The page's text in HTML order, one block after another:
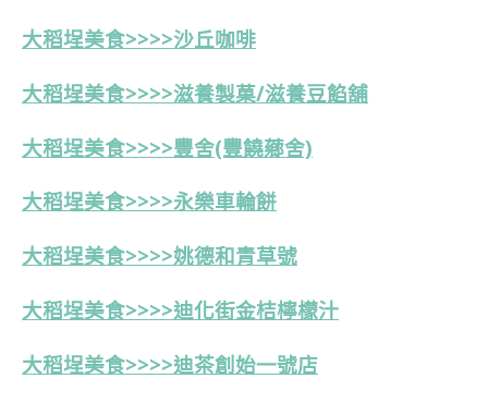
大稻埕美食>>>>沙丘咖啡
大稻埕美食>>>>滋養製菓/滋養豆餡舖
大稻埕美食>>>>豐舍(豐饒薌舍)
大稻埕美食>>>>永樂車輪餅
大稻埕美食>>>>姚德和青草號
大稻埕美食>>>>迪化街金桔檸檬汁
大稻埕美食>>>>迪茶創始一號店